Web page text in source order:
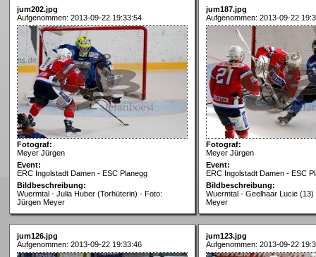
jum202.jpg
Aufgenommen: 2013-09-22 19:33:54
Fotograf:
Meyer Jürgen
Event:
ERC Ingolstadt Damen - ESC Planegg
Bildbeschreibung:
Wuermtal - Julia Huber (Torhüterin) - Foto:
Jürgen Meyer
jum187.jpg
Aufgenommen: 2013-09-22
Fotograf:
Meyer Jürgen
Event:
ERC Ingolstadt Damen - ESC
Bildbeschreibung:
Wuermtal - Geelhaar Lucie
Meyer
jum126.jpg
Aufgenommen: 2013-09-22 19:33:46
jum123.jpg
Aufgenommen: 2013-09-22